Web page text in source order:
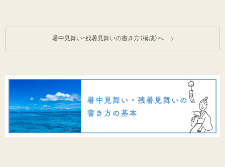
暑中見舞い・残暑見舞いの書き方（構成）へ